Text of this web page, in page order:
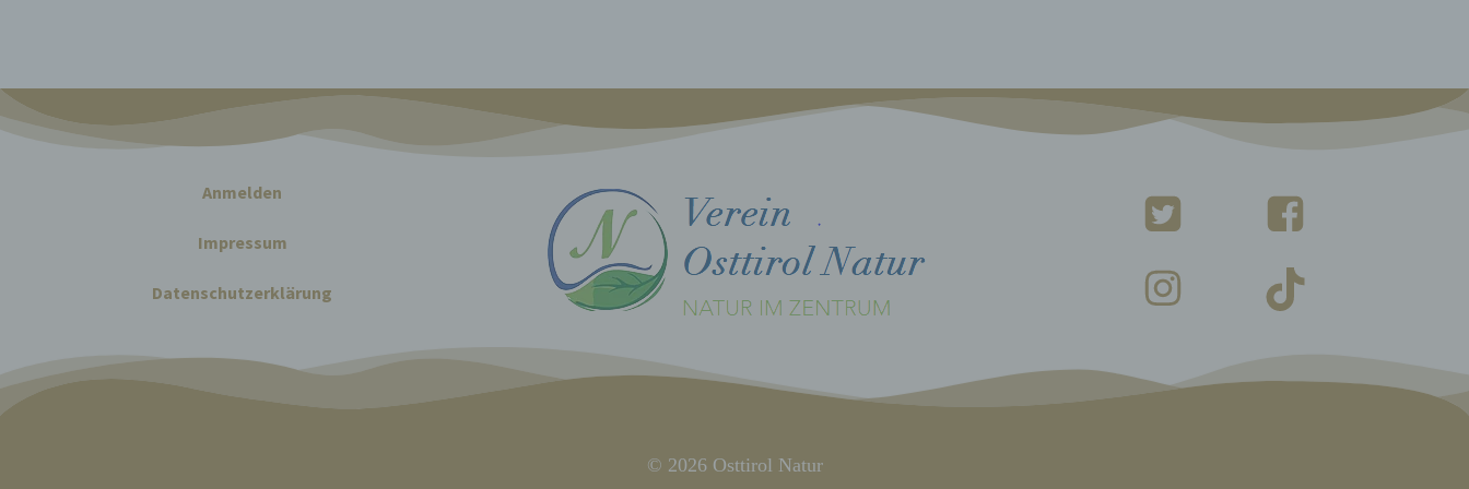
Anmelden
Impressum
Datenschutzerklärung
© 2026 Osttirol Natur
Einschränkung der Verarbeitung ist die Markierung gespeicherter
personenbezogener Daten mit dem Ziel, ihre künftige Verarbeitung
Profiling ist jede Art der automatisierten Verarbeitung personenbezogener Daten,
die darin besteht, dass diese personenbezogenen Daten verwendet werden, um
bestimmte persönliche Aspekte, die sich auf eine natürliche Person beziehen, zu
bewerten, insbesondere, um Aspekte bezüglich Arbeitsleistung, wirtschaftlicher
Lage, Gesundheit, persönlicher Vorlieben, Interessen, Zuverlässigkeit, Verhalten,
f) Pseudonymisierung
Informationen nicht mehr einer spezifischen betroffenen Person zugeordnet werden